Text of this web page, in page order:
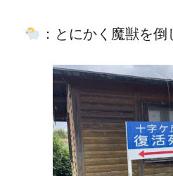
：とにかく魔獣を倒